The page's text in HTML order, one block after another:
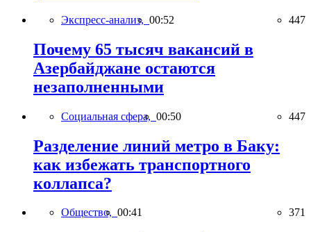
Экспресс-анализ, 00:52 447
Почему 65 тысяч вакансий в
Азербайджане остаются
незаполненными
Социальная сфера, 00:50 447
Разделение линий метро в Баку:
как избежать транспортного
коллапса?
Общество, 00:41 371